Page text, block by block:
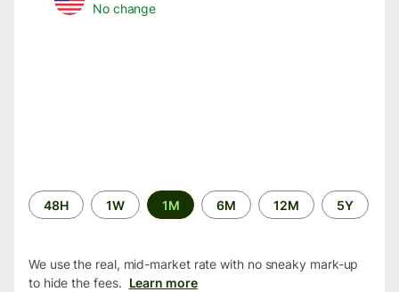
No change
Time
period
48H 1W 1M 6M 12M 5Y
We use the real, mid-market rate with no sneaky mark-up
to hide the fees. Learn more